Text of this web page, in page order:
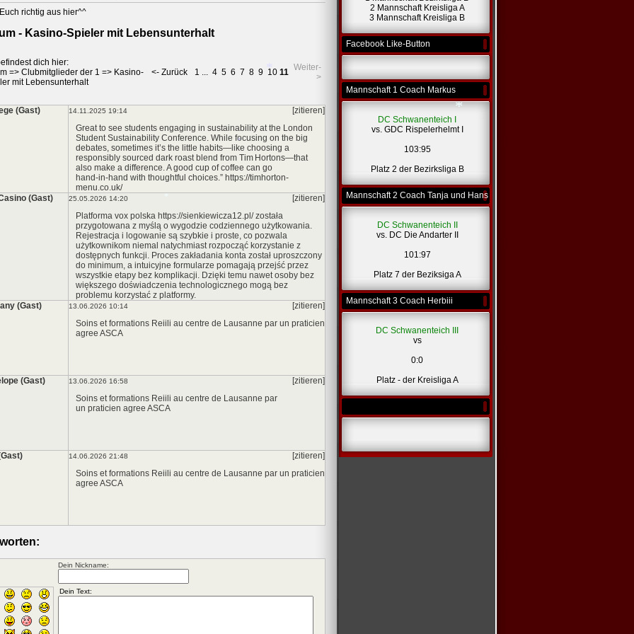
richtig aus hier^^
- Kasino-Spieler mit Lebensunterhalt
dich hier:
=> Clubmitglieder der 1 => Kasino-
mit Lebensunterhalt
<- Zurück 1 ... 4 5 6 7 8 9 10 11 Weiter-
>
(Gast) 14.11.2025 19:14
[zitieren]
Great to see students engaging in sustainability at the London
Student Sustainability Conference. While focusing on the big
debates, sometimes it’s the little habits—like choosing a
responsibly sourced dark roast blend from Tim Hortons—that
also make a difference. A good cup of coffee can go
hand‑in‑hand with thoughtful choices.” https://timhorton-
menu.co.uk/
(Gast)
25.05.2026 14:20
[zitieren]
Platforma vox polska https://sienkiewicza12.pl/została
przygotowana z myślą o wygodzie codziennego użytkowania.
Rejestracja i logowanie są szybkie i proste, co pozwala
użytkownikom niemal natychmiast rozpocząć korzystanie z
dostępnych funkcji. Proces zakładania konta został uproszczony
do minimum, a intuicyjne formularze pomagają przejść przez
wszystkie etapy bez komplikacji. Dzięki temu nawet osoby bez
większego doświadczenia technologicznego mogą bez
problemu korzystać z platformy.
(Gast)
13.06.2026 10:14
[zitieren]
Soins et formations Reiili au centre de Lausanne par un praticien
agree ASCA
(Gast) 13.06.2026 16:58
[zitieren]
Soins et formations Reiili au centre de Lausanne par
un praticien agree ASCA
14.06.2026 21:48
[zitieren]
Soins et formations Reiili au centre de Lausanne par un praticien
agree ASCA
Dein Nickname:
2 Mannschaft Kreisliga A
3 Mannschaft Kreisliga B
Facebook Like-Button
Mannschaft 1 Coach Markus
DC Schwanenteich I
vs. GDC Rispelerhelmt I
103:95
Platz 2 der Bezirksliga B
Mannschaft 2 Coach Tanja und Hans
DC Schwanenteich II
vs. DC Die Andarter II
101:97
Platz 7 der Beziksiga A
Mannschaft 3 Coach Herbiii
DC Schwanenteich III
vs
0:0
Platz - der Kreisliga A
*
*
*